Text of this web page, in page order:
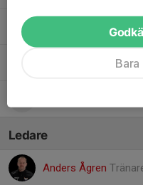
29. Hugo Karlström
30. Lukas Uddenberg
Ledare
Anders Ågren
Bara